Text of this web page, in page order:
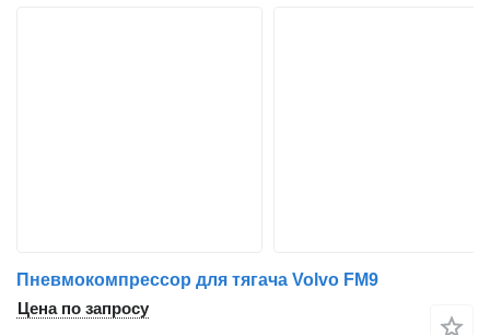
Пневмокомпрессор для тягача Volvo FM9
Цена по запросу